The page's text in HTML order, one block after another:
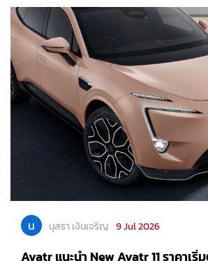
น นุสรา เงินเจริญ 9 Jul 2026
Avatr แนะนำ New Avatr 11 ราคาเ